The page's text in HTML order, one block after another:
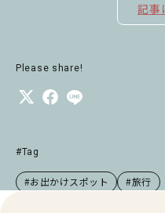
記事
Please share!
#Tag
#お出かけスポット #旅行